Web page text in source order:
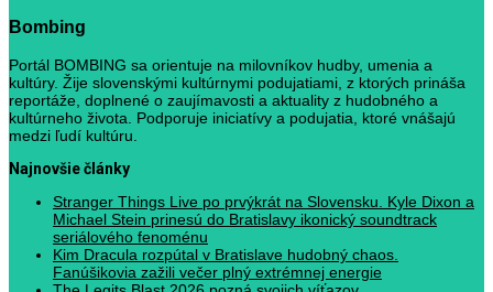
Bombing
Portál BOMBING sa orientuje na milovníkov hudby, umenia a
kultúry. Žije slovenskými kultúrnymi podujatiami, z ktorých prináša
reportáže, doplnené o zaujímavosti a aktuality z hudobného a
kultúrneho života. Podporuje iniciatívy a podujatia, ktoré vnášajú
medzi ľudí kultúru.
Najnovšie články
Stranger Things Live po prvýkrát na Slovensku. Kyle Dixon a
Michael Stein prinesú do Bratislavy ikonický soundtrack
seriálového fenoménu
Kim Dracula rozpútal v Bratislave hudobný chaos.
Fanúšikovia zažili večer plný extrémnej energie